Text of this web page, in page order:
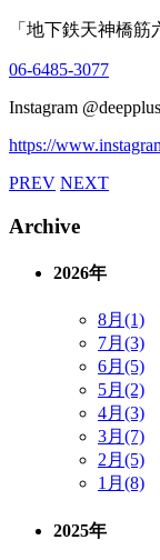
「地下鉄天神橋筋
06-6485-3077
Instagram
https://
PREV NEXT
Archive
2026年
8月(1)
7月(3)
6月(5)
5月(2)
4月(3)
3月(7)
2月(5)
1月(8)
2025年